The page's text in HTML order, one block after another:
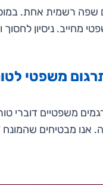
שפה רשמית אחת.
ניסיון לחסוך
משפטי
משפטיים דוברי
אנו מבטיחים